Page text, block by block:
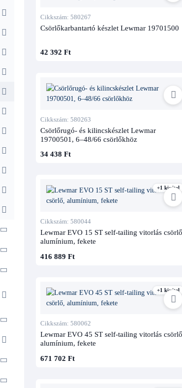
Cikkszám: 580267
Csörlőkarbantartó készlet Lewmar 19701500
42 392 Ft
Cikkszám: 580263
Csörlőrugó- és kilincskészlet Lewmar
19700501, 6–48/66 csörlőkhöz
34 438 Ft
+1 kivitel
Cikkszám: 580044
Lewmar EVO 15 ST self-tailing vitorlás
alumínium, fekete
416 889 Ft
+1 kivitel
Cikkszám: 580062
Lewmar EVO 45 ST self-tailing vitorlás
alumínium, fekete
671 702 Ft